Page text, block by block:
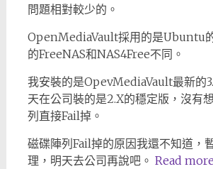
問題相對較少的。
OpenMediaVault採用的是Ubuntu
的FreeNAS和NAS4Free不同。
我安裝的是OpevMediaVault最新的
天在公司裝的是2.X的穩定版，沒有
列直接Fail掉。
磁碟陣列Fail掉的原因我還不知道，
理，明天去公司再說吧。 Read more